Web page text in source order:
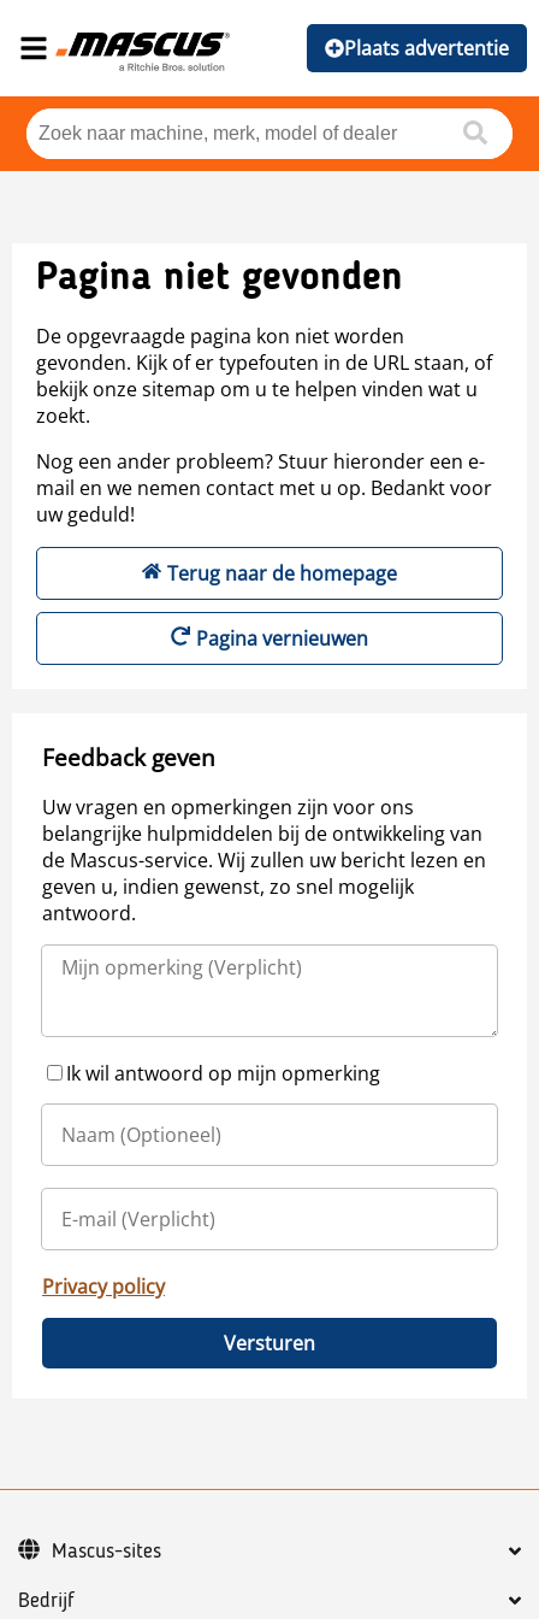
Plaats advertentie
Pagina niet gevonden
De opgevraagde pagina kon niet worden
gevonden. Kijk of er typefouten in de URL staan, of
bekijk onze sitemap om u te helpen vinden wat u
zoekt.
Nog een ander probleem? Stuur hieronder een e-
mail en we nemen contact met u op. Bedankt voor
uw geduld!
Terug naar de homepage
Pagina vernieuwen
Feedback geven
Uw vragen en opmerkingen zijn voor ons
belangrijke hulpmiddelen bij de ontwikkeling van
de Mascus-service. Wij zullen uw bericht lezen en
geven u, indien gewenst, zo snel mogelijk
antwoord.
Ik wil antwoord op mijn opmerking
Privacy policy
Versturen
Bedrijf
Mascus-sites